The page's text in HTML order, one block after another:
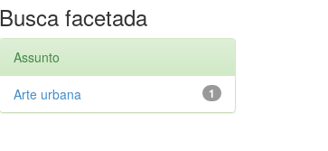
Busca facetada
Assunto
1
Arte urbana